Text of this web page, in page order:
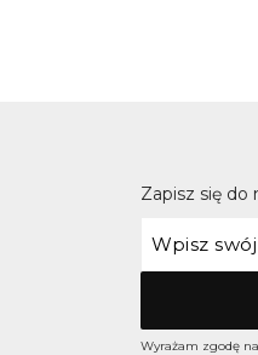
Zapisz się do
Wyrażam zgodę